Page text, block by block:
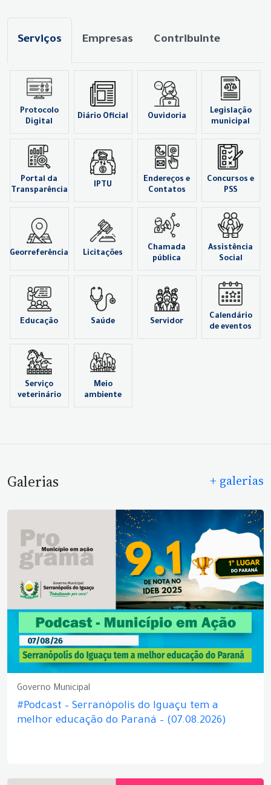
Serviços Empresas Contribuinte
Protocolo
Digital
Diário Oficial Ouvidoria
Legislação
municipal
Portal da
Transparência
IPTU
Endereços e
Contatos
Concursos e
PSS
Georreferência Licitações
Chamada
pública
Assistência
Social
Educação Saúde Servidor
Calendário
de eventos
Serviço
veterinário
Meio
ambiente
Galerias + galerias
Governo Municipal
#Podcast – Serranópolis do Iguaçu tem a
melhor educação do Paraná – (07.08.2026)